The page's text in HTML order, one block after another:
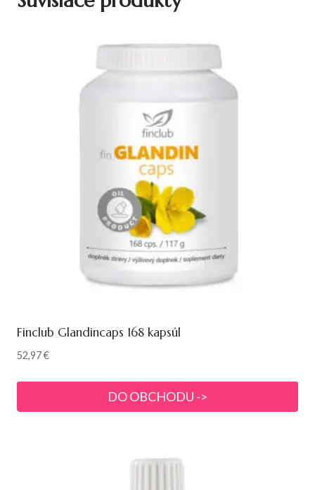
Finclub Glandincaps 168 kapsúl
52,97€
DO OBCHODU ->